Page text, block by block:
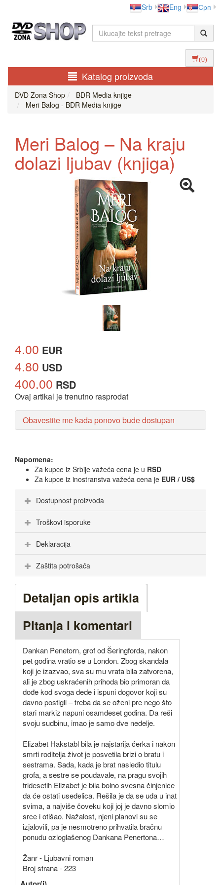
Srb Eng Срп
(0)
Katalog proizvoda
DVD Zona Shop
BDR Media knjige
Meri Balog - BDR Media knjige
Meri Balog – Na kraju
dolazi ljubav (knjiga)
4.00 EUR
4.80 USD
400.00 RSD
Ovaj artikal je trenutno rasprodat
Obavestite me kada ponovo bude dostupan
Napomena:
Za kupce iz Srbije važeća cena je u RSD
Za kupce iz inostranstva važeća cena je EUR / US$
Dostupnost proizvoda
Troškovi isporuke
Deklaracija
Zaštita potrošača
Detaljan opis artikla
Pitanja i komentari
Dankan Penetorn, grof od Šeringforda, nakon
pet godina vratio se u London. Zbog skandala
koji je izazvao, sva su mu vrata bila zatvorena,
ali je zbog uskraćenih prihoda bio primoran da
dođe kod svoga dede i ispuni dogovor koji su
davno postigli – treba da se oženi pre nego što
stari markiz napuni osamdeset godina. Da reši
svoju sudbinu, imao je samo dve nedelje.
Elizabet Hakstabl bila je najstarija ćerka i nakon
smrti roditelja život je posvetila brizi o bratu i
sestrama. Sada, kada je brat nasledio titulu
grofa, a sestre se poudavale, na pragu svojih
tridesetih Elizabet je bila bolno svesna činjenice
da će ostati usedelica. Rešila je da se uda u inat
svima, a najviše čoveku koji joj je davno slomio
srce i otišao. Nažalost, njeni planovi su se
izjalovili, pa je nesmotreno prihvatila bračnu
ponudu ozloglašenog Dankana Penertona…
Žanr - Ljubavni roman
Broj strana - 223